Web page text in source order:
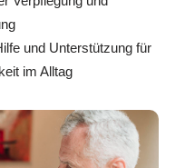
und Unterstützung für
im Alltag